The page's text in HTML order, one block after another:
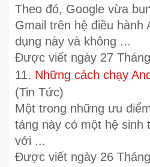
Theo đó, Google vừa
Gmail trên hệ điều
dụng này và không ...
Được viết ngày 27
11. Những cách chạy
(Tin Tức)
Một trong những ưu
tảng này có một hệ sinh
với ...
Được viết ngày 26